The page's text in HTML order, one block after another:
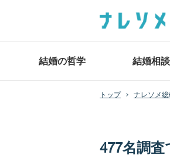
結婚の哲学 結婚相
ナレソメ
477名調